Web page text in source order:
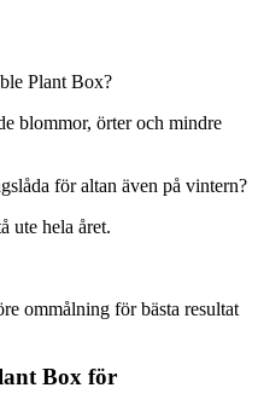
Plant Box?
blommor, örter och mindre
för altan även på vintern?
ute hela året.
ommålning för bästa resultat
Box för